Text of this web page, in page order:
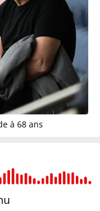
à 68 ans